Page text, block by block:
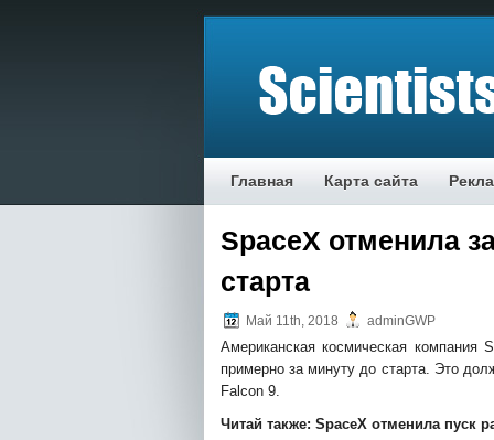
Главная Карта сайта
SpaceX отменила
старта
Май 11th, 2018 adminGWP
Американская космическая компания
примерно за минуту до старта. Это
Falcon 9.
Читай также: SpaceX отменила пуск